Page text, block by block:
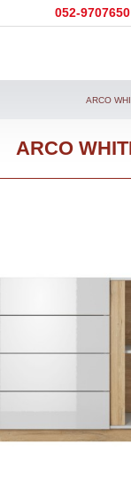
052-9707650